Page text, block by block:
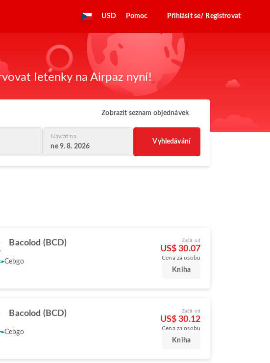
USD Pomoc Přihlásit se/ Registrovat
letenky na Airpaz nyní!
Zobrazit seznam objednávek
Návrat na
ne 9. 8. 2026
Vyhledávání
Bacolod (BCD)
Cebgo
Začít od
US$ 30.07
Cena za osobu
Kniha
Bacolod (BCD)
Cebgo
Začít od
US$ 30.12
Cena za osobu
Kniha